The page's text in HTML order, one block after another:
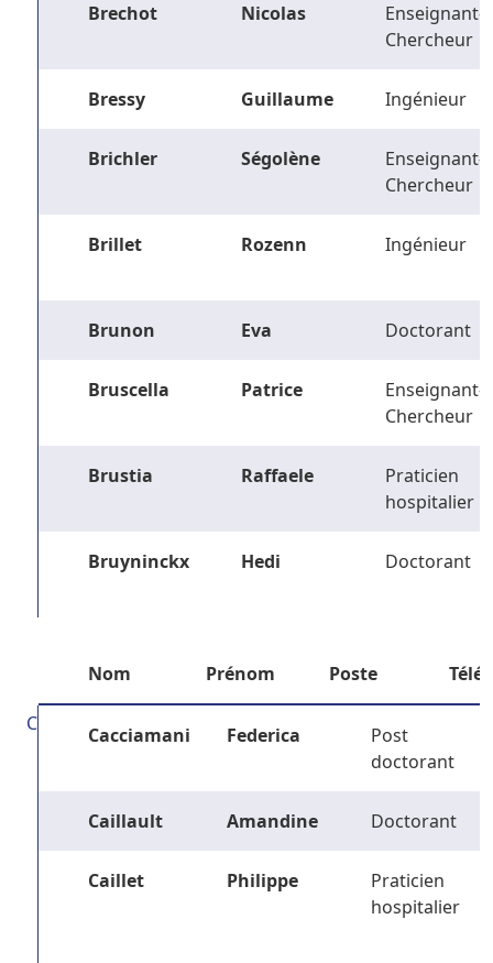
Brechot Nicolas
Enseignant-
Chercheur
Bressy Guillaume Ingénieur
Brichler Ségolène
Enseignant-
Chercheur
Brillet Rozenn Ingénieur
Brunon Eva Doctorant
Bruscella Patrice
Enseignant-
Chercheur
Brustia Raffaele
Praticien
hospitalier
Bruyninckx Hedi Doctorant
Nom Prénom Poste
C Cacciamani Federica
Post
doctorant
Caillault Amandine Doctorant
Caillet Philippe
Praticien
hospitalier